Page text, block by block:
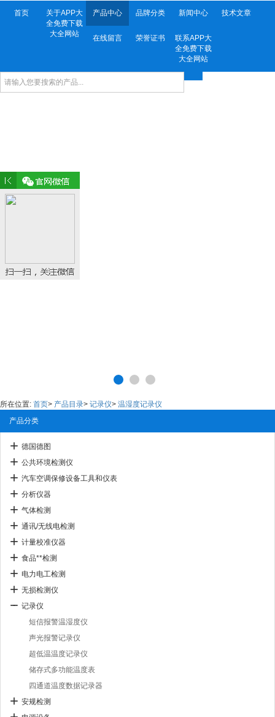
首页
关于APP大
全免费下载
大全网站
产品中心 品牌分类 新闻中心 技术文章
在线留言 荣誉证书
联系APP大
全免费下载
大全网站
所在位置: 首页> 产品目录> 记录仪> 温湿度记录仪
产品分类
德国德图
公共环境检测仪
汽车空调保修设备工具和仪表
分析仪器
气体检测
通讯/无线电检测
计量校准仪器
食品**检测
电力电工检测
无损检测仪
记录仪
短信报警温湿度仪
声光报警记录仪
超低温温度记录仪
储存式多功能温度表
四通道温度数据记录器
安规检测